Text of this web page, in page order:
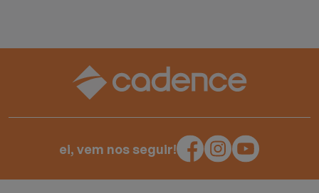
ei, vem nos seguir!